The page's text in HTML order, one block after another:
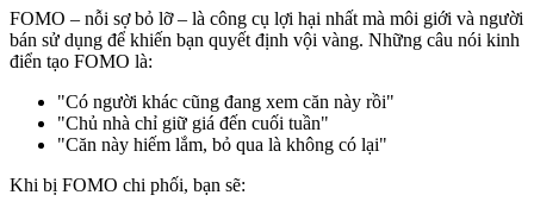
FOMO – nỗi sợ bỏ lỡ – là công cụ lợi hại nhất mà môi giới và người
bán sử dụng để khiến bạn quyết định vội vàng. Những câu nói kinh
điển tạo FOMO là:
"Có người khác cũng đang xem căn này rồi"
"Chủ nhà chỉ giữ giá đến cuối tuần"
"Căn này hiếm lắm, bỏ qua là không có lại"
Khi bị FOMO chi phối, bạn sẽ: